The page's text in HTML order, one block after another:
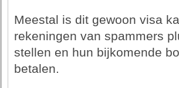
Meestal is dit gewoon visa
rekeningen van spammers
stellen en hun bijkomende
betalen.